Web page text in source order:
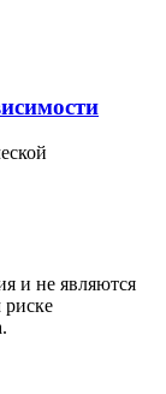
и не являются